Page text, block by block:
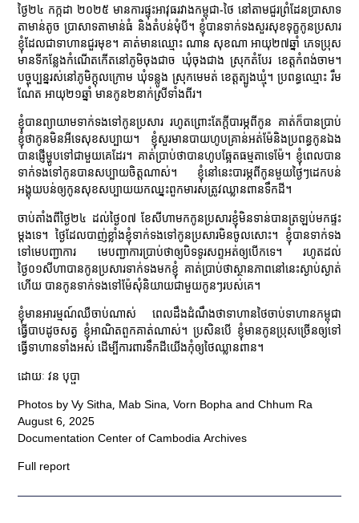
ថ្ងៃ២៤ កក្កដា ២០២៥ មានការផ្ទុះអាវុធរវាងកម្ពុជា-ថៃ នៅតាមជួរព្រំដែនប្រាសាទ
តាមាន់តូច ប្រាសាទតាមាន់ធំ និងតំបន់មុំបី។ ខ្ញុំបានទាក់ទងសួរសុខទុក្ខកូនប្រសារ
ខ្ញុំដែលជាទាហានជួរមុខ។ គាត់មានឈ្មោះ ណាន សុខណា អាយុ២៧ឆ្នាំ ភេទប្រុស
មានទីកន្លែងកំណើតកើតនៅភូមិចុងជាច ឃុំចុងជាង ស្រុកតំបែរ ខេត្តកំពង់ចាម។
បច្ចុប្បន្នរស់នៅភូមិក្ដុលក្រោម ឃុំទន្លូង ស្រុកមេមត់ ខេត្តត្បូងឃ្មុំ។ ប្រពន្ធឈ្មោះ រឹម
ណែត អាយុ២១ឆ្នាំ មានកូន២នាក់ស្រីទាំងពីរ។
ខ្ញុំបានព្យាយាមទាក់ទងទៅកូនប្រសារ រហូតព្រោះតែក្ដីបារម្ភពីកូន គាត់ក៏បានប្រាប់
ខ្ញុំថាកូនមិនអីទេសុខសប្បាយ។ ខ្ញុំសួរមានបាយហូបគ្រាន់អត់ម៉ែនិងប្រពន្ធកូនឯង
បានផ្ញើម្ហូបទៅជាមួយគេដែរ។ គាត់ប្រាប់ថាបានហូបឆ្អែតធម្មតាទេម៉ែ។ ខ្ញុំពេលបាន
ទាក់ទងទៅកូនបានសប្បាយចិត្តណាស់។ ខ្ញុំនៅនេះបារម្ភពីកូនមួយថ្ងៃៗដេកបន់
អង្គុយបន់ឲ្យកូនសុខសប្បាយយកឈ្នះពួកមារសត្រូវឈ្លានពានទឹកដី។
ចាប់តាំងពីថ្ងៃ២៤ ដល់ថ្ងៃ០៧ ខែសីហាមកកូនប្រសារខ្ញុំមិនទាន់បានត្រឡប់មកផ្ទះ
ម្ដងទេ។ ថ្ងៃដែលបាញ់ខ្លាំងខ្ញុំទាក់ទងទៅកូនប្រសារមិនចូលសោះ។ ខ្ញុំបានទាក់ទង
ទៅមេបញ្ជាការ មេបញ្ជាការប្រាប់ថាឲ្យបិទទូរសព្ទអត់ឲ្យបើកទេ។ រហូតដល់
ថ្ងៃ០១សីហាបានកូនប្រសារទាក់ទងមកខ្ញុំ គាត់ប្រាប់ថាស្ថានភាពនៅនេះស្ងាប់ស្ងាត់
ហើយ បានកូនទាក់ទងទៅម៉ែសុំនិយាយជាមួយកូនៗរបស់គេ។
ខ្ញុំមានអារម្មណ៍ឈឺចាប់ណាស់ ពេលដឹងដំណឹងថាទាហានថៃចាប់ទាហានកម្ពុជា
ធ្វើបាបដូចសត្វ ខ្ញុំអាណិតពួកគាត់ណាស់។ ប្រសិនបើ ខ្ញុំមានកូនប្រុសច្រើនឲ្យទៅ
ធ្វើទាហានទាំងអស់ ដើម្បីការពារទឹកដីយើងកុំឲ្យថៃឈ្លានពាន។
ដោយៈ វន បុប្ផា
Photos by Vy Sitha, Mab Sina, Vorn Bopha and Chhum Ra
August 6, 2025
Documentation Center of Cambodia Archives
Full report